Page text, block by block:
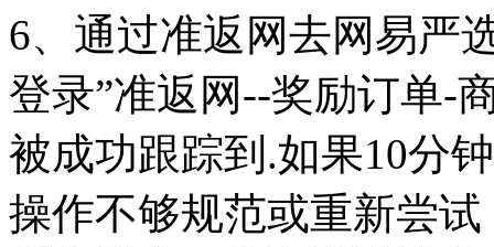
6、通过准返网去网易严
登录”准返网--奖励订单-
被成功跟踪到.如果10分
操作不够规范或重新尝